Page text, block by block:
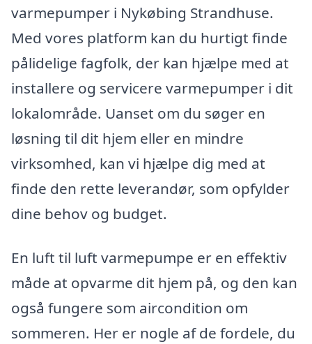
varmepumper i Nykøbing Strandhuse.
Med vores platform kan du hurtigt finde
pålidelige fagfolk, der kan hjælpe med at
installere og servicere varmepumper i dit
lokalområde. Uanset om du søger en
løsning til dit hjem eller en mindre
virksomhed, kan vi hjælpe dig med at
finde den rette leverandør, som opfylder
dine behov og budget.
En luft til luft varmepumpe er en effektiv
måde at opvarme dit hjem på, og den kan
også fungere som aircondition om
sommeren. Her er nogle af de fordele, du